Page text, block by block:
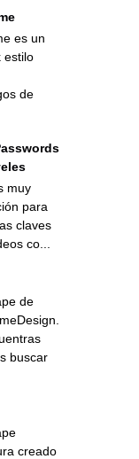
es un
estilo
de
muy
para
claves
co...
de
buscar
creado